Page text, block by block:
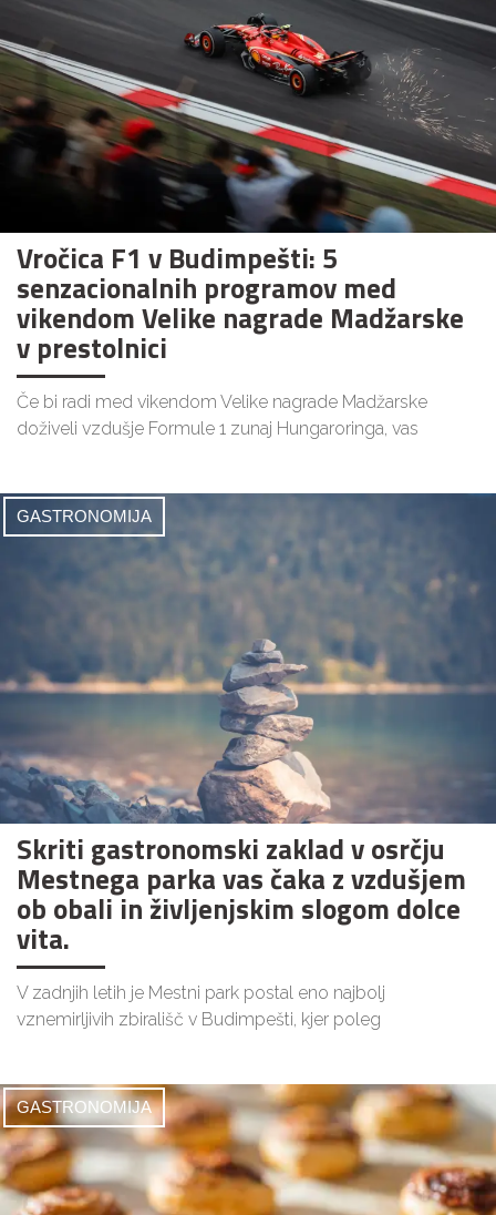
Vročica F1 v Budimpešti: 5
senzacionalnih programov med
vikendom Velike nagrade Madžarske
v prestolnici
Če bi radi med vikendom Velike nagrade Madžarske
doživeli vzdušje Formule 1 zunaj Hungaroringa, vas
GASTRONOMIJA
Skriti gastronomski zaklad v osrčju
Mestnega parka vas čaka z vzdušjem
ob obali in življenjskim slogom dolce
vita.
V zadnjih letih je Mestni park postal eno najbolj
vznemirljivih zbirališč v Budimpešti, kjer poleg
GASTRONOMIJA